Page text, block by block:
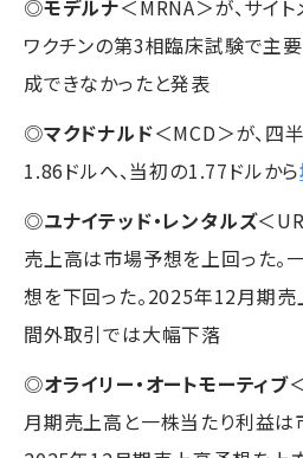
◎モデルナ＜MRNA＞が、サイ
ワクチンの第3相臨床試験で主
成できなかったと発表
◎マクドナルド＜MCD＞が、四
1.86ドルへ、当初の1.77ドルから
◎ユナイテッド・レンタルズ＜
売上高は市場予想を上回った。
想を下回った。2025年12月期
間外取引では大幅下落
◎オライリー・オートモーティブ
月期売上高と一株当たり利益は